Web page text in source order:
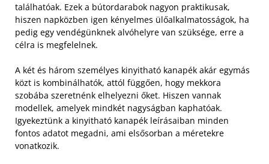
találhatóak. Ezek a bútordarabok nagyon praktikusak,
hiszen napközben igen kényelmes ülőalkalmatosságok, ha
pedig egy vendégünknek alvóhelyre van szüksége, erre a
célra is megfelelnek.
A két és három személyes kinyitható kanapék akár egymás
közt is kombinálhatók, attól függően, hogy mekkora
szobába szeretnénk elhelyezni őket. Hiszen vannak
modellek, amelyek mindkét nagyságban kaphatóak.
Igyekeztünk a kinyitható kanapék leírásaiban minden
fontos adatot megadni, ami elsősorban a méretekre
vonatkozik.